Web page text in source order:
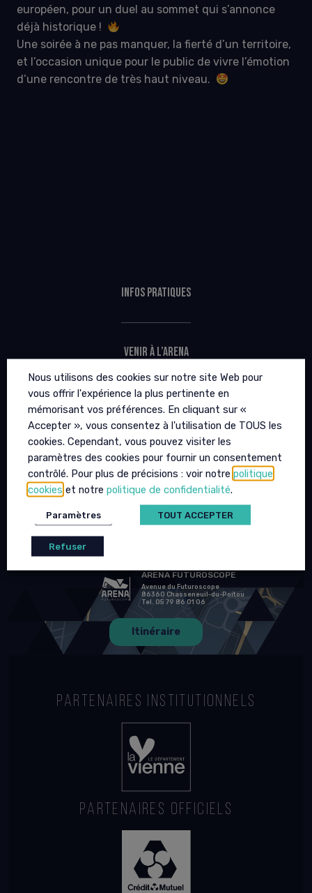
européen, pour un duel au sommet qui s’annonce
déjà historique !
Une soirée à ne pas manquer, la fierté d’un territoire,
et l’occasion unique pour le public de vivre l’émotion
d’une rencontre de très haut niveau.
Infos pratiques
Venir à l’Arena
FAQ
PMR / PSH
L’Arena Futuroscope
ARENA FUTUROSCOPE
Avenue du Futuroscope
86360 Chasseneuil-du-Poitou
Tel. 05 79 86 01 06
Itinéraire
PARTENAIRES INSTITUTIONNELS
PARTENAIRES OFFICIELS
Nous utilisons des cookies sur notre site Web pour
vous offrir l'expérience la plus pertinente en
mémorisant vos préférences. En cliquant sur «
Accepter », vous consentez à l'utilisation de TOUS les
cookies. Cependant, vous pouvez visiter les
paramètres des cookies pour fournir un consentement
contrôlé. Pour plus de précisions : voir notre politique
cookies et notre politique de confidentialité.
Paramètres TOUT ACCEPTER
Refuser